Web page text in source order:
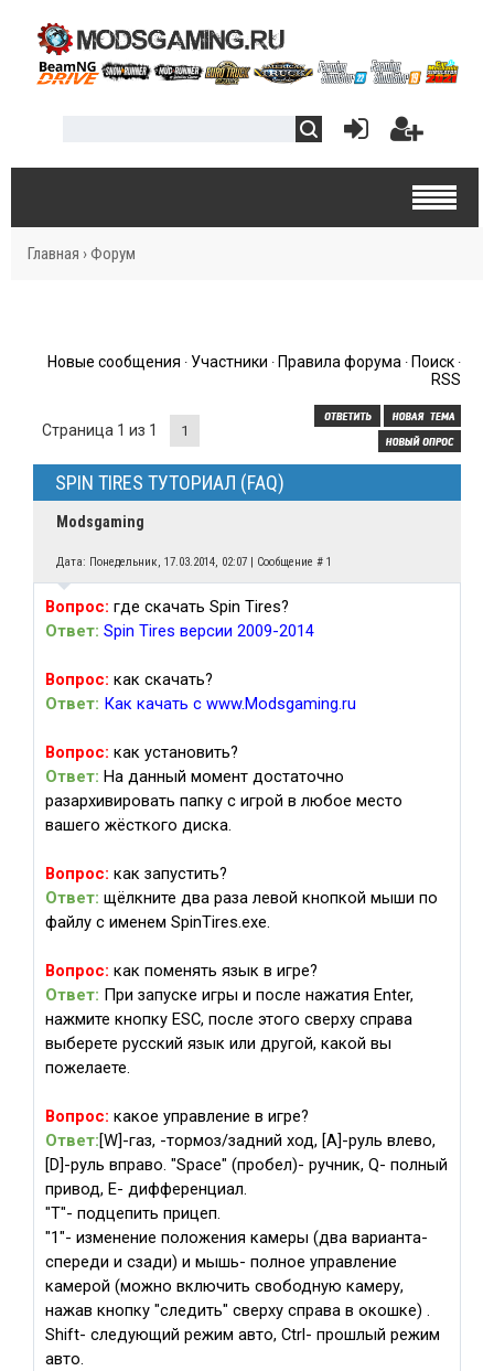
Главная ›Форум
Новые сообщения · Участники · Правила форума · Поиск ·
RSS
Страница 1 из 1 1
SPIN TIRES ТУТОРИАЛ (FAQ)
Modsgaming
Дата: Понедельник, 17.03.2014, 02:07 | Сообщение # 1
Вопрос: где скачать Spin Tires?
Ответ: Spin Tires версии 2009-2014
Вопрос: как скачать?
Ответ: Как качать с www.Modsgaming.ru
Вопрос: как установить?
Ответ: На данный момент достаточно
разархивировать папку с игрой в любое место
вашего жёсткого диска.
Вопрос: как запустить?
Ответ: щёлкните два раза левой кнопкой мыши по
файлу с именем SpinTires.exe.
Вопрос: как поменять язык в игре?
Ответ: При запуске игры и после нажатия Enter,
нажмите кнопку ESC, после этого сверху справа
выберете русский язык или другой, какой вы
пожелаете.
Вопрос: какое управление в игре?
Ответ:[W]-газ, -тормоз/задний ход, [A]-руль влево,
[D]-руль вправо. "Space" (пробел)- ручник, Q- полный
привод, E- дифференциал.
"T"- подцепить прицеп.
"1"- изменение положения камеры (два варианта-
спереди и сзади) и мышь- полное управление
камерой (можно включить свободную камеру,
нажав кнопку "следить" сверху справа в окошке) .
Shift- следующий режим авто, Ctrl- прошлый режим
авто.